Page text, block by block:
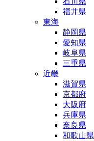
福井県
東海
静岡県
愛知県
岐阜県
三重県
近畿
滋賀県
京都府
大阪府
兵庫県
奈良県
和歌山県